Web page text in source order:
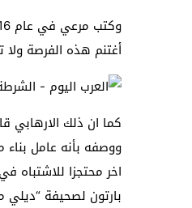
أغتنم هذه الفرصة ولا
كما ان ذلك الارهابي
ووصفه بأنه عامل
اخر محتجزا للاشتباه
بارتون لصحيفة “ديلي ميل استراليا” ان ما لا يقل